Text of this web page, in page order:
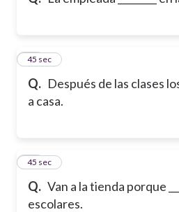
Q. Después de las clases los
a casa.
10
45 sec
Q. Van a la tienda porque
escolares.
11
45 sec